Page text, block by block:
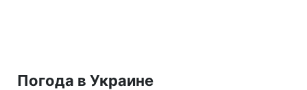
Погода в Украине